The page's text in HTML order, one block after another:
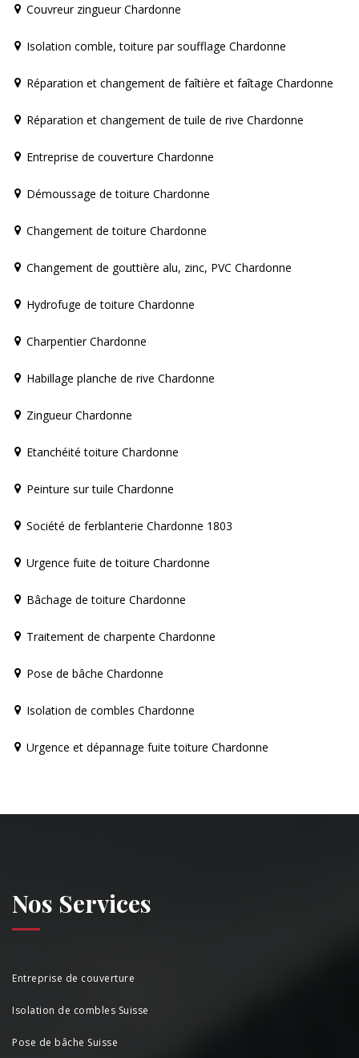
Couvreur zingueur Chardonne
Isolation comble, toiture par soufflage Chardonne
Réparation et changement de faîtière et faîtage Chardonne
Réparation et changement de tuile de rive Chardonne
Entreprise de couverture Chardonne
Démoussage de toiture Chardonne
Changement de toiture Chardonne
Changement de gouttière alu, zinc, PVC Chardonne
Hydrofuge de toiture Chardonne
Charpentier Chardonne
Habillage planche de rive Chardonne
Zingueur Chardonne
Etanchéité toiture Chardonne
Peinture sur tuile Chardonne
Société de ferblanterie Chardonne 1803
Urgence fuite de toiture Chardonne
Bâchage de toiture Chardonne
Traitement de charpente Chardonne
Pose de bâche Chardonne
Isolation de combles Chardonne
Urgence et dépannage fuite toiture Chardonne
Nos Services
Entreprise de couverture
Isolation de combles Suisse
Pose de bâche Suisse